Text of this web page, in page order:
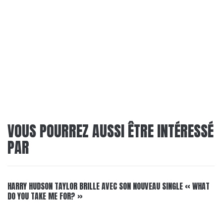
VOUS POURREZ AUSSI ÊTRE INTÉRESSÉ
PAR
HARRY HUDSON TAYLOR BRILLE AVEC SON NOUVEAU SINGLE « WHAT
DO YOU TAKE ME FOR? »